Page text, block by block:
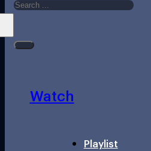
Watch
Playlist